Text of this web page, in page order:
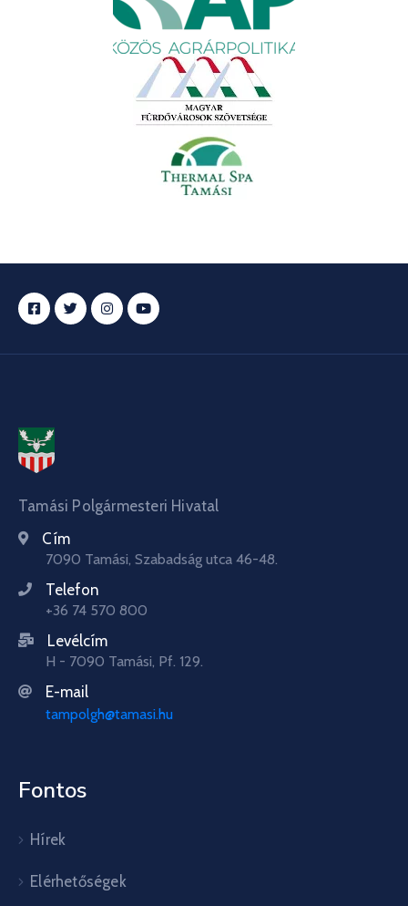
Tamási Polgármesteri Hivatal
Cím
7090 Tamási, Szabadság utca 46-48.
Telefon
+36 74 570 800
Levélcím
H - 7090 Tamási, Pf. 129.
E-mail
tampolgh@tamasi.hu
Fontos
Hírek
Elérhetőségek